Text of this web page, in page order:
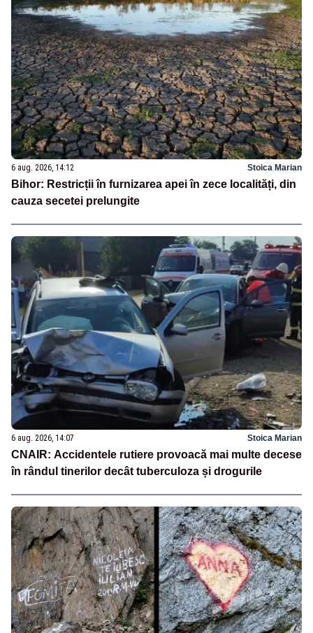
6 aug. 2026, 14:12 Stoica Marian
Bihor: Restricții în furnizarea apei în zece localități, din
cauza secetei prelungite
6 aug. 2026, 14:07 Stoica Marian
CNAIR: Accidentele rutiere provoacă mai multe decese
în rândul tinerilor decât tuberculoza și drogurile